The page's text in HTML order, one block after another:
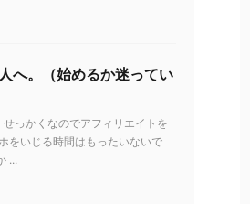
へ。（始めるか迷ってい
っかくなのでアフィリエイトを
をいじる時間はもったいないで
...